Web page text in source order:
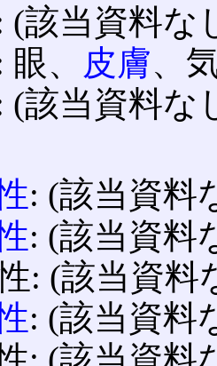
(該当資料な
、
皮膚、
(該当資料な
: (該当資料
: (該当資料
: (該当資料
: (該当資料